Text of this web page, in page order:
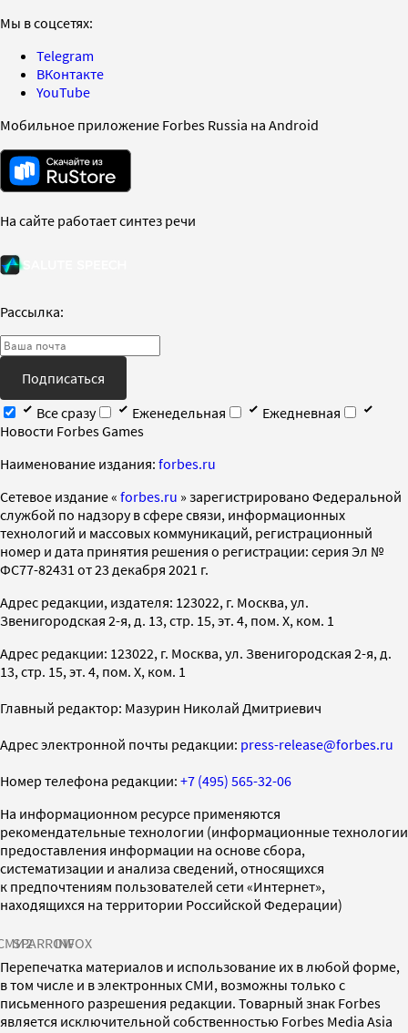
Мы в соцсетях:
Telegram
ВКонтакте
YouTube
Мобильное приложение Forbes Russia на Android
На сайте работает синтез речи
Рассылка:
Подписаться
Все сразу
Еженедельная
Ежедневная
Новости Forbes Games
Наименование издания: forbes.ru
Cетевое издание « forbes.ru » зарегистрировано Федеральной
службой по надзору в сфере связи, информационных
технологий и массовых коммуникаций, регистрационный
номер и дата принятия решения о регистрации: серия Эл №
ФС77-82431 от 23 декабря 2021 г.
Адрес редакции, издателя: 123022, г. Москва, ул.
Звенигородская 2-я, д. 13, стр. 15, эт. 4, пом. X, ком. 1
Адрес редакции: 123022, г. Москва, ул. Звенигородская 2-я, д.
13, стр. 15, эт. 4, пом. X, ком. 1
Главный редактор: Мазурин Николай Дмитриевич
Адрес электронной почты редакции: press-release@forbes.ru
Номер телефона редакции: +7 (495) 565-32-06
На информационном ресурсе применяются
рекомендательные технологии (информационные технологии
предоставления информации на основе сбора,
систематизации и анализа сведений, относящихся
к предпочтениям пользователей сети «Интернет»,
находящихся на территории Российской Федерации)
SPARROWINFOX
Перепечатка материалов и использование их в любой форме,
в том числе и в электронных СМИ, возможны только с
письменного разрешения редакции. Товарный знак Forbes
является исключительной собственностью Forbes Media Asia